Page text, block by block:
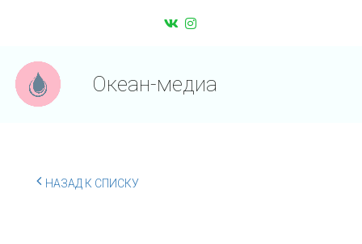
Океан-медиа
НАЗАД К СПИСКУ